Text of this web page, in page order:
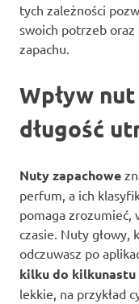
tych zależności
swoich potrzeb oraz
zapachu.
Wpływ
długość
Nuty zapachowe
perfum, a ich
pomaga zrozumieć,
czasie. Nuty głowy,
odczuwasz po
kilku do
lekkie, na przykład